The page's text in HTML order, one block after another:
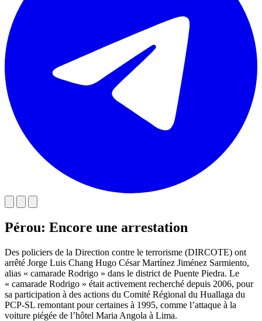
Pérou: Encore une arrestation
Des policiers de la Direction contre le terrorisme (DIRCOTE) ont
arrêté Jorge Luis Chang Hugo César Martínez Jiménez Sarmiento,
alias « camarade Rodrigo » dans le district de Puente Piedra. Le
« camarade Rodrigo » était activement recherché depuis 2006, pour
sa participation à des actions du Comité Régional du Huallaga du
PCP-SL remontant pour certaines à 1995, comme l’attaque à la
voiture piégée de l’hôtel Maria Angola à Lima.